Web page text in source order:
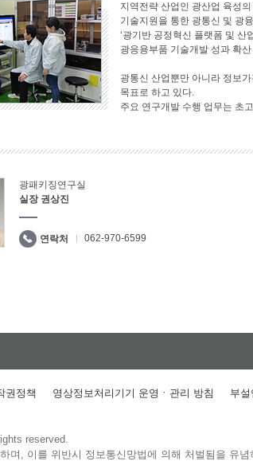
지역전략 산업인 광산업 육성
기술지원을 통한 광통신 및 광
‘광기반 공정혁신 플랫폼 및 산
광응용부품 기술개발 성과 확
광통신 산업뿐만 아니라 정보
목표로 하고 있다.
주요 연구개발 수행 업무는 초
광패키징연구실
실장 권상진
연락처 062-970-6599
권정책 영상정보처리기기 운영ㆍ관리 방침 부
reserved.
며, 이를 위반시 정보통신망법에 의해 처벌됨을 유념